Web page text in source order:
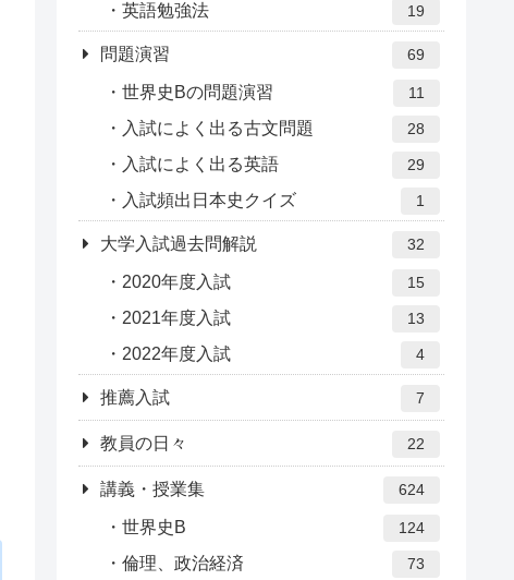
英語勉強法 19
問題演習 69
世界史Bの問題演習 11
入試によく出る古文問題 28
入試によく出る英語 29
入試頻出日本史クイズ 1
大学入試過去問解説 32
2020年度入試 15
2021年度入試 13
2022年度入試 4
推薦入試 7
教員の日々 22
講義・授業集 624
世界史B 124
倫理、政治経済 73